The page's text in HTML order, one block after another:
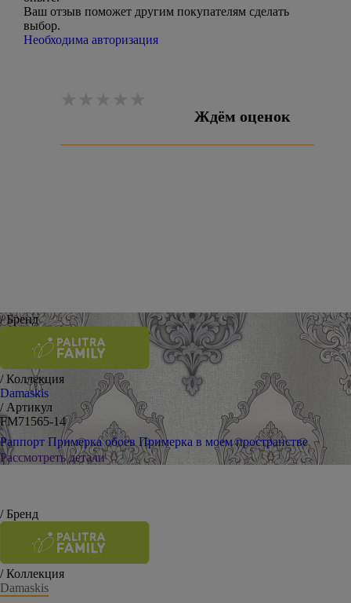
Ваш отзыв поможет другим покупателям сделать
выбор.
Необходима авторизация
Ждём оценок
/ Бренд
/ Коллекция
Damaskis
/ Артикул
FM71565-14
Раппорт Примерка обоев Примерка в моем пространстве
Рассмотреть детали
/ Бренд
/ Коллекция
Damaskis